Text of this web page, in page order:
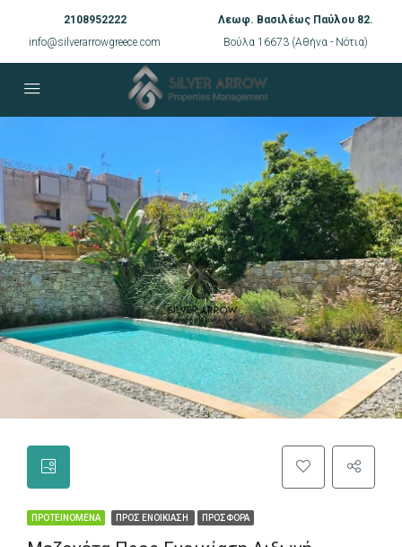
2108952222
info@silverarrowgreece.com
Λεωφ. Βασιλέως Παύλου 82.
Βούλα 16673 (Αθήνα - Νότια)
ΠΡΟΤΕΙΝΌΜΕΝΑ ΠΡΟΣ ΕΝΟΙΚΊΑΣΗ ΠΡΟΣΦΟΡΆ